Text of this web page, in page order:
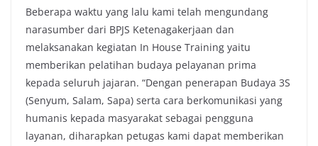
Beberapa waktu yang lalu kami telah mengundang
narasumber dari BPJS Ketenagakerjaan dan
melaksanakan kegiatan In House Training yaitu
memberikan pelatihan budaya pelayanan prima
kepada seluruh jajaran. “Dengan penerapan Budaya 3S
(Senyum, Salam, Sapa) serta cara berkomunikasi yang
humanis kepada masyarakat sebagai pengguna
layanan, diharapkan petugas kami dapat memberikan